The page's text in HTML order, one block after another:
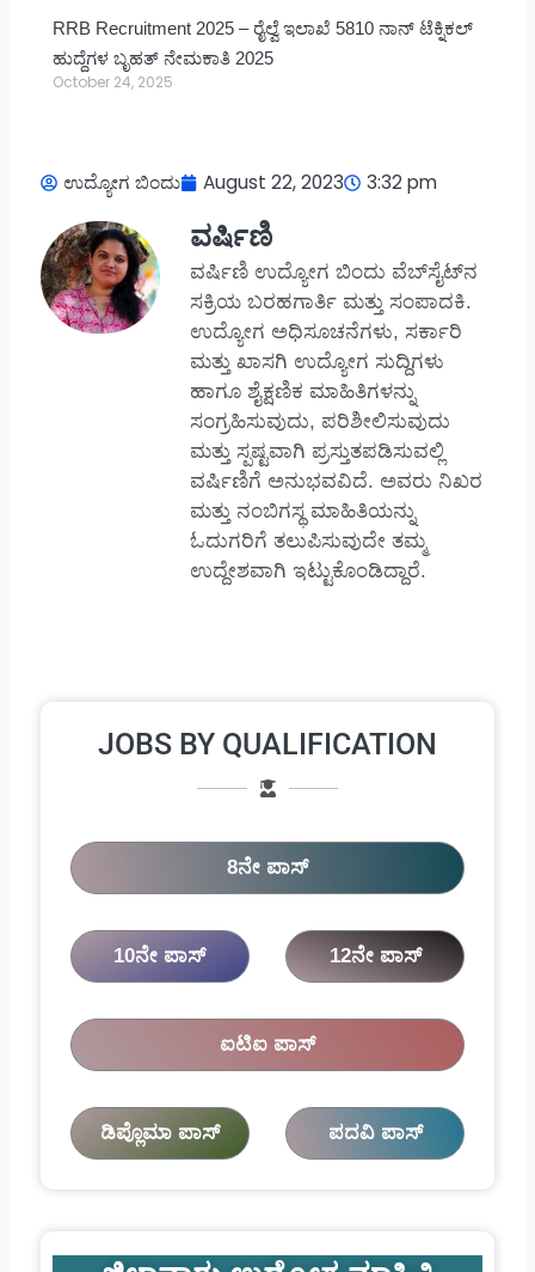
RRB Recruitment 2025 – ರೈಲ್ವೆ ಇಲಾಖೆ 5810 ನಾನ್ ಟೆಕ್ನಿಕಲ್
ಹುದ್ದೆಗಳ ಬೃಹತ್ ನೇಮಕಾತಿ 2025
October 24, 2025
ಉದ್ಯೋಗ ಬಿಂದು August 22, 2023 3:32 pm
ವರ್ಷಿಣಿ
ವರ್ಷಿಣಿ ಉದ್ಯೋಗ ಬಿಂದು ವೆಬ್‌ಸೈಟ್‌ನ
ಸಕ್ರಿಯ ಬರಹಗಾರ್ತಿ ಮತ್ತು ಸಂಪಾದಕಿ.
ಉದ್ಯೋಗ ಅಧಿಸೂಚನೆಗಳು, ಸರ್ಕಾರಿ
ಮತ್ತು ಖಾಸಗಿ ಉದ್ಯೋಗ ಸುದ್ದಿಗಳು
ಹಾಗೂ ಶೈಕ್ಷಣಿಕ ಮಾಹಿತಿಗಳನ್ನು
ಸಂಗ್ರಹಿಸುವುದು, ಪರಿಶೀಲಿಸುವುದು
ಮತ್ತು ಸ್ಪಷ್ಟವಾಗಿ ಪ್ರಸ್ತುತಪಡಿಸುವಲ್ಲಿ
ವರ್ಷಿಣಿಗೆ ಅನುಭವವಿದೆ. ಅವರು ನಿಖರ
ಮತ್ತು ನಂಬಿಗಸ್ಥ ಮಾಹಿತಿಯನ್ನು
ಓದುಗರಿಗೆ ತಲುಪಿಸುವುದೇ ತಮ್ಮ
ಉದ್ದೇಶವಾಗಿ ಇಟ್ಟುಕೊಂಡಿದ್ದಾರೆ.
JOBS BY QUALIFICATION
8ನೇ ಪಾಸ್
10ನೇ ಪಾಸ್ 12ನೇ ಪಾಸ್
ಐಟಿಐ ಪಾಸ್
ಡಿಪ್ಲೊಮಾ ಪಾಸ್ ಪದವಿ ಪಾಸ್